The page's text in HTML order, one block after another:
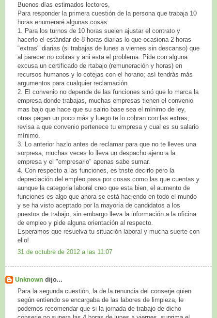
Buenos días estimados lectores,
Para responder la primera cuestión de la persona que trabaja 10
horas enumeraré algunas cosas:
1. Para los turnos de 10 horas suelen ajustar el contrato y
hacerlo el estándar de 8 horas diarias lo que ocasiona 2 horas
"extras" diarias (si trabajas de lunes a viernes sin descanso) que
al parecer no cobras y ahi esta el problema. Pide con alguna
excusa un certificado de rtabajo (remuneración y horas) en
recursos humanos y lo cotejas con el horario; así tendrás más
argumentos para cualquier reclamación.
2. El convenio no depende de las funciones sinó que lo marca la
empresa donde trabajas, muchas empresas tienen el convenio
mas bajo que hace que su salrio base sea el mínimo de ley,
otras pagan un poco más y luego te lo cobran con las extras,
revisa a que convenio pertenece tu empresa y cual es su salario
mínimo.
3. Lo anterior hazlo antes de reclamar para que no te lleves una
sorpresa, muchas veces lo lleva un despacho ajeno a la
empresa y el "empresario" apenas sabe sumar.
4. Con respecto a las funciones, es triste decirlo pero la
depreciación del empleo pasa por cosas como las que cuentas y
aunque la categoria laboral creo que esta bien, el aumento de
funciones es algo que ahora se está haciendo en todo el mundo
y se ha visto aceptado por la mayoría de candidatos a los
puestos de trabajo, sin embargo lleva la información a la oficina
de empleo y pide alguna orientación al respecto.
Esperamos que resuelva tu situación laboral y mucha suerte con
ello!
31 de octubre de 2012 a las 11:07
Unknown dijo...
Para la segunda cuestión, la de la renuncia del conserje quien
según entiendo se encargaba de las labores de limpieza, le
podemos recomendar que si la jornada de trabajo de dicho